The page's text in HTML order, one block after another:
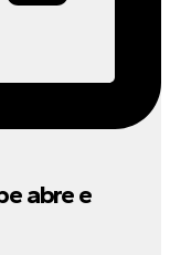
abre e